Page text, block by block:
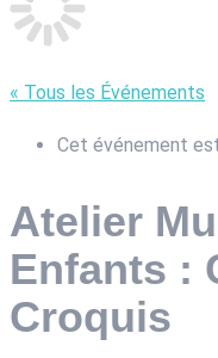
« Tous les Événements
Cet événement
Atelier
Enfants :
Croquis